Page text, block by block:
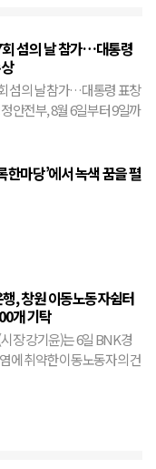
섬의 날 참가…대통령
섬의 날 참가…대통령 표창
안전부, 8월 6일부터 9일까
한마당’에서 녹색 꿈을 펼
, 창원 이동노동자쉼터
개 기탁
장 강기윤)는 6일 BNK경
에 취약한 이동노동자의 건